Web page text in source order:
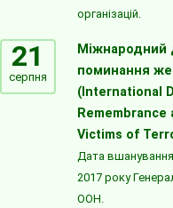
організацій.
21
серпня
Міжнародний
поминання
(International
Victims of
Дата
2017 року
ООН.